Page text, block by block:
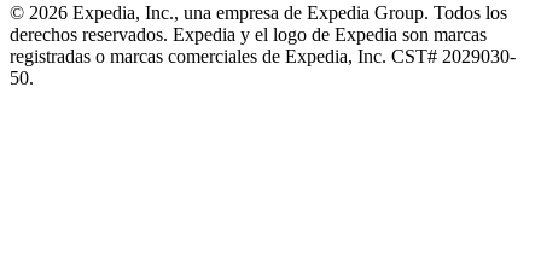
© 2026 Expedia, Inc., una empresa de Expedia Group. Todos los
derechos reservados. Expedia y el logo de Expedia son marcas
registradas o marcas comerciales de Expedia, Inc. CST# 2029030-
50.